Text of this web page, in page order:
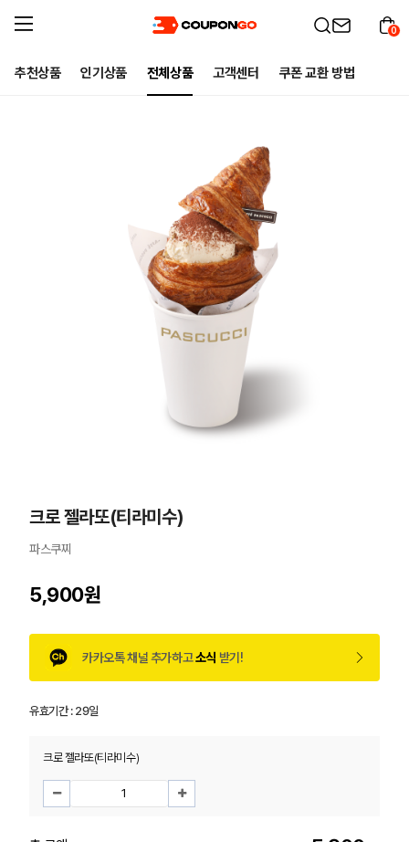
추천상품 인기상품 전체상품 고객센터 쿠폰 교환 방법
0
크로 젤라또(티라미수)
파스쿠찌
5,900원
카카오톡 채널 추가하고소식 받기!
유효기간 :29일
크로 젤라또(티라미수)